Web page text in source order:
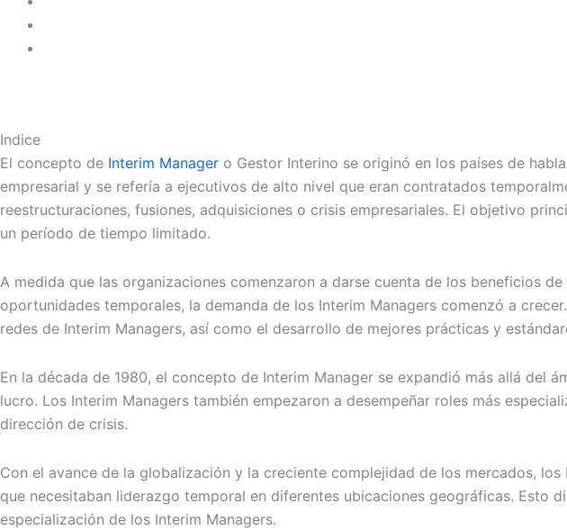
Indice
El concepto de Interim Manager o Gestor Interino se originó en los países de
empresarial y se refería a ejecutivos de alto nivel que eran contratados
reestructuraciones, fusiones, adquisiciones o crisis empresariales. El objetivo
un período de tiempo limitado.
A medida que las organizaciones comenzaron a darse cuenta de los beneficios
oportunidades temporales, la demanda de los Interim Managers comenzó a
redes de Interim Managers, así como el desarrollo de mejores prácticas y
En la década de 1980, el concepto de Interim Manager se expandió más allá
lucro. Los Interim Managers también empezaron a desempeñar roles más
dirección de crisis.
Con el avance de la globalización y la creciente complejidad de los mercados,
que necesitaban liderazgo temporal en diferentes ubicaciones geográficas. Esto
especialización de los Interim Managers.